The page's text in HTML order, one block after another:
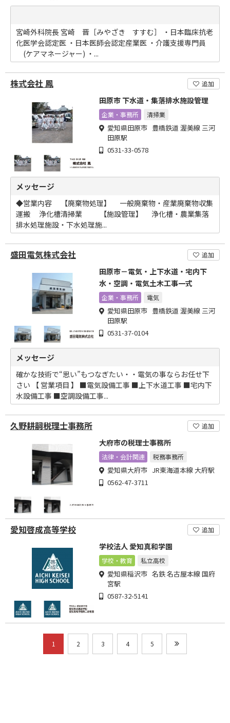
宮崎外科院長 宮崎 晋［みやざき すすむ］ ・日本臨床抗老
化医学会認定医 ・日本医師会認定産業医 ・介護支援専門員
(ケアマネージャー) ・...
株式会社 鳳 追加
田原市 下水道・集落排水施設管理
企業・事務所 清掃業
愛知県田原市 豊橋鉄道 渥美線 三河
田原駅
0531-33-0578
メッセージ
◆営業内容 【廃棄物処理】 一般廃棄物・産業廃棄物収集
運搬 浄化槽清掃業 【施設管理】 浄化槽・農業集落
排水処理施設・下水処理施...
盛田電気株式会社 追加
田原市－電気・上下水道・宅内下
水・空調・電気土木工事一式
企業・事務所 電気
愛知県田原市 豊橋鉄道 渥美線 三河
田原駅
0531-37-0104
メッセージ
確かな技術で“思い”もつなぎたい・・電気の事ならお任せ下
さい 【 営業項目 】 ■電気設備工事 ■上下水道工事 ■宅内下
水設備工事 ■空調設備工事...
久野耕嗣税理士事務所 追加
大府市の税理士事務所
法律・会計関連 税務事務所
愛知県大府市 JR東海道本線 大府駅
0562-47-3711
愛知啓成高等学校 追加
学校法人 愛知真和学園
学校・教育 私立高校
愛知県稲沢市 名鉄 名古屋本線 国府
宮駅
0587-32-5141
1 2 3 4 5